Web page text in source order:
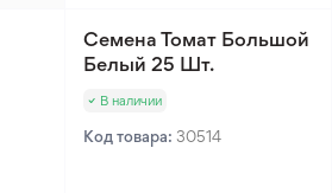
Семена Томат Большой
Белый 25 Шт.
В наличии
Код товара: 30514